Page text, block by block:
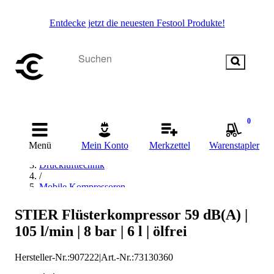
Entdecke jetzt die neuesten Festool Produkte!
Menü Mein Konto Merkzettel
0
Warenstapler
Startseite
Drucklufttechnik
/
Mobile Kompressoren
STIER Mobile Kompressoren
STIER Flüsterkompressor 59 dB(A) |
105 l/min | 8 bar | 6 l | ölfrei
Hersteller-Nr.:907222|Art.-Nr.:73130360